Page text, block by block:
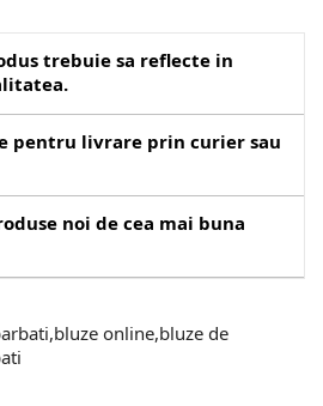
trebuie sa reflecte in
pentru livrare prin curier sau
noi de cea mai buna
online,bluze de